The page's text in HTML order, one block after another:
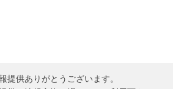
提供ありがとうございます。